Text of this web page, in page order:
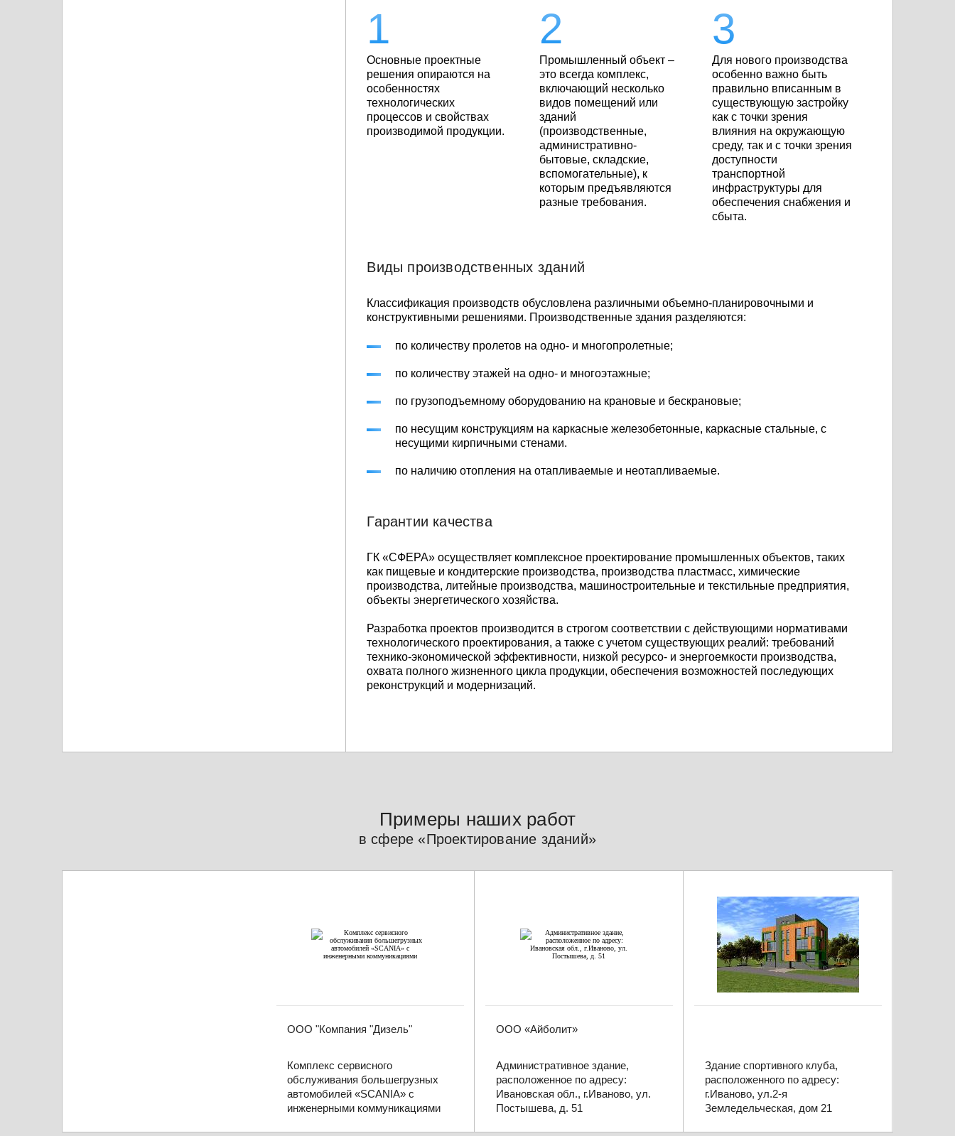
Основные проектные
решения опираются на
особенностях
технологических
процессов и свойствах
производимой продукции.
Промышленный объект –
это всегда комплекс,
включающий несколько
видов помещений или
зданий
(производственные,
административно-
бытовые, складские,
вспомогательные), к
которым предъявляются
разные требования.
Для нового производства
особенно важно быть
правильно вписанным в
существующую застройку
как с точки зрения
влияния на окружающую
среду, так и с точки зрения
доступности
транспортной
инфраструктуры для
обеспечения снабжения и
сбыта.
Виды производственных зданий
Классификация производств обусловлена различными объемно-планировочными и
конструктивными решениями. Производственные здания разделяются:
по количеству пролетов на одно- и многопролетные;
по количеству этажей на одно- и многоэтажные;
по грузоподъемному оборудованию на крановые и бескрановые;
по несущим конструкциям на каркасные железобетонные, каркасные стальные, с
несущими кирпичными стенами.
по наличию отопления на отапливаемые и неотапливаемые.
Гарантии качества
ГК «СФЕРА» осуществляет комплексное проектирование промышленных объектов, таких
как пищевые и кондитерские производства, производства пластмасс, химические
производства, литейные производства, машиностроительные и текстильные предприятия,
объекты энергетического хозяйства.
Разработка проектов производится в строгом соответствии с действующими нормативами
технологического проектирования, а также с учетом существующих реалий: требований
технико-экономической эффективности, низкой ресурсо- и энергоемкости производства,
охвата полного жизненного цикла продукции, обеспечения возможностей последующих
реконструкций и модернизаций.
Примеры наших работ
в сфере «Проектирование зданий»
ООО "Компания "Дизель"
Комплекс сервисного
обслуживания большегрузных
автомобилей «SCANIA» с
инженерными коммуникациями
ООО «Айболит»
Административное здание,
расположенное по адресу:
Ивановская обл., г.Иваново, ул.
Постышева, д. 51
Здание спортивного клуба,
расположенного по адресу:
г.Иваново, ул.2-я
Земледельческая, дом 21